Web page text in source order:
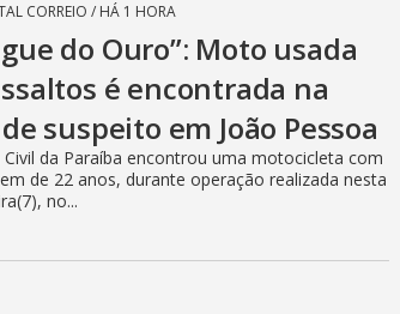
CORREIO / HÁ 1 HORA
do Ouro”: Moto usada
é encontrada na
suspeito em João Pessoa
Civil da Paraíba encontrou uma motocicleta com
de 22 anos, durante operação realizada nesta
no...